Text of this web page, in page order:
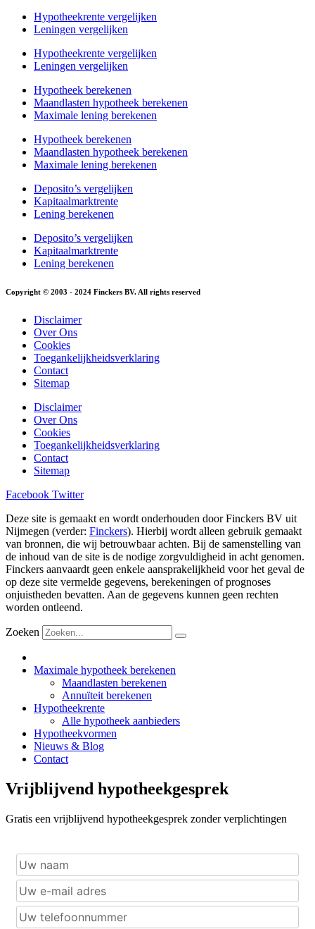
Hypotheekrente vergelijken
Leningen vergelijken
Hypotheekrente vergelijken
Leningen vergelijken
Hypotheek berekenen
Maandlasten hypotheek berekenen
Maximale lening berekenen
Hypotheek berekenen
Maandlasten hypotheek berekenen
Maximale lening berekenen
Deposito’s vergelijken
Kapitaalmarktrente
Lening berekenen
Deposito’s vergelijken
Kapitaalmarktrente
Lening berekenen
Copyright © 2003 - 2024 Finckers BV. All rights reserved
Disclaimer
Over Ons
Cookies
Toegankelijkheidsverklaring
Contact
Sitemap
Disclaimer
Over Ons
Cookies
Toegankelijkheidsverklaring
Contact
Sitemap
Facebook Twitter
Deze site is gemaakt en wordt onderhouden door Finckers BV uit
Nijmegen (verder: Finckers). Hierbij wordt alleen gebruik gemaakt
van bronnen, die wij betrouwbaar achten. Bij de samenstelling van
de inhoud van de site is de nodige zorgvuldigheid in acht genomen.
Finckers aanvaardt geen enkele aansprakelijkheid voor het geval de
op deze site vermelde gegevens, berekeningen of prognoses
onjuistheden bevatten. Aan de gegevens kunnen geen rechten
worden ontleend.
Zoeken
Maximale hypotheek berekenen
Maandlasten berekenen
Annuïteit berekenen
Hypotheekrente
Alle hypotheek aanbieders
Hypotheekvormen
Nieuws & Blog
Contact
Vrijblijvend hypotheekgesprek
Gratis een vrijblijvend hypotheekgesprek zonder verplichtingen